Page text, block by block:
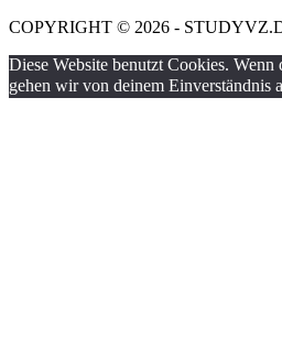
COPYRIGHT © 2026 -
Diese Website benutzt Cookies.
gehen wir von deinem Einverständnis